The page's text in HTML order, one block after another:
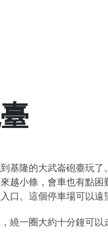
基隆的大武崙砲臺玩
越小條，會車也有點
口。這個停車場可以
繞一圈大約十分鐘可